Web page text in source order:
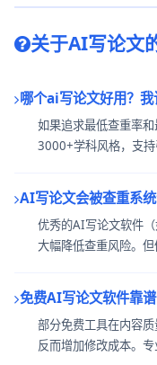
关于AI写论文
哪个ai写论文好用？我
如果追求最低查重率
3000+学科风格，支持
AI写论文会被查重系统
优秀的AI写论文软件
大幅降低查重风险。但
免费AI写论文软件靠谱
部分免费工具在内容
反而增加修改成本。专